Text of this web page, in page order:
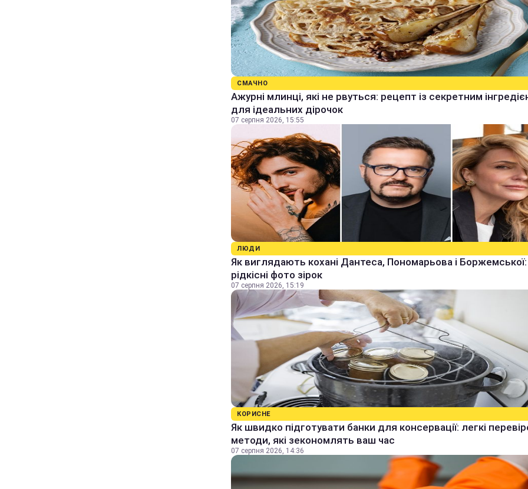
СМАЧНО
Ажурні млинці, які не рвуться: рецепт із секретним
для ідеальних дірочок
07 серпня 2026, 15:55
ЛЮДИ
Як виглядають кохані Дантеса, Пономарьова і Боржемської:
рідкісні фото зірок
07 серпня 2026, 15:19
КОРИСНЕ
Як швидко підготувати банки для консервації: легкі
методи, які зекономлять ваш час
07 серпня 2026, 14:36